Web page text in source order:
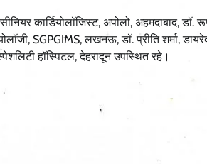
कार्डियोलॉजिस्ट, अपोलो, अहमदाबाद, डॉ.
SGPGIMS, लखनऊ, डॉ. प्रीति शर्मा,
हॉस्पिटल, देहरादून उपस्थित रहे।